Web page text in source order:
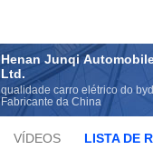
Henan Junqi
Ltd.
qualidade carro elétrico do
Fabricante da China
VÍDEOS